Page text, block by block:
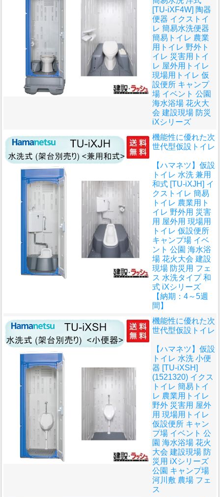
[TU-iXF4W] 陶器
便器 イクストイ
レ 簡易水洗便器
簡易トイレ 農業
用トイレ 野外ト
イレ 災害用トイ
レ 屋外用トイレ
現場用トイレ 仮
設便所 キャンプ
場 イベント 公園
海水浴場 花火大
会 建設現場 防災
iXシリーズ
機能性に優れた次
世代型仮設トイレ
【ハマネツ】仮設
トイレ 水洗 兼用
和式 [TU-iXJH] イ
クストイレ 簡易
トイレ 農業用ト
イレ 野外用 災害
用 屋外用 現場用
トイレ 仮設便所
キャンプ場 イベ
ント 公園 海水浴
場 花火大会 建設
現場 防災用 フェ
ス 水洗タイプ 和
式 iXシリーズ
【納期：4～5週
間】
機能性に優れた次
世代型仮設トイレ
【ハマネツ】仮設
トイレ 水洗 小便
器 [TU-iXSH]
(1521320) イクス
トイレ 簡易トイ
レ 農業用トイレ
野外 災害用 屋外
用 現場用トイレ
仮設便所 キャン
プ場 イベント 公
園 海水浴場 花火
大会 建設現場 防
災用 iXシリーズ
公園 キャンプ場
河川敷 農場 フェ
ス